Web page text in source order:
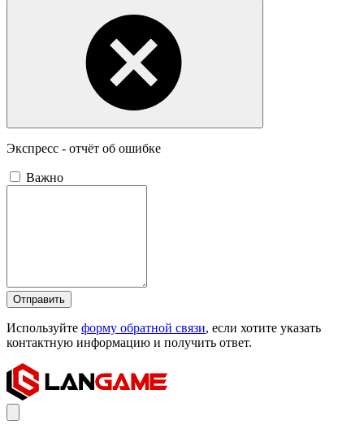
Экспресс - отчёт об ошибке
Важно
Отправить
Используйте форму обратной связи, если хотите указать
контактную информацию и получить ответ.